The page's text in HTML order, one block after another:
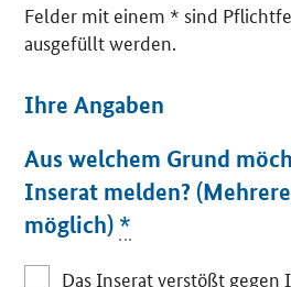
Felder mit einem * sind
ausgefüllt werden.
Ihre Angaben
Aus welchem Grund
Inserat melden?
möglich) *
Das Inserat verstößt gegen